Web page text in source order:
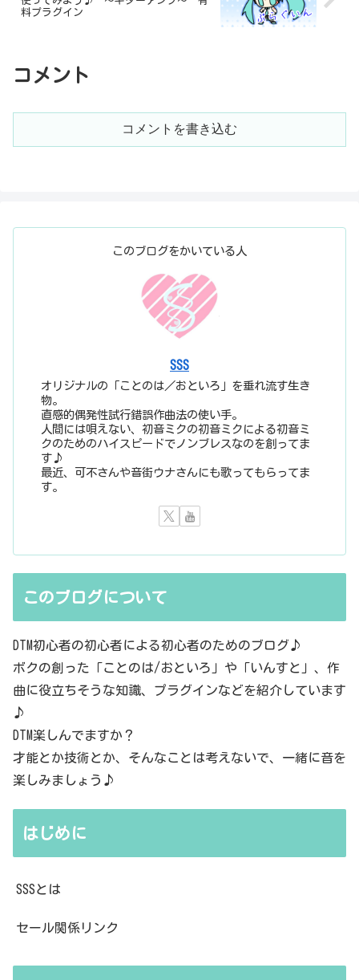
料プラグイン
コメント
コメントを書き込む
このブログをかいている人
SSS
オリジナルの「ことのは／おといろ」を垂れ流す生き
物。
直感的偶発性試行錯誤作曲法の使い手。
人間には唄えない、初音ミクの初音ミクによる初音ミ
クのためのハイスピードでノンブレスなのを創ってま
す♪
最近、可不さんや音街ウナさんにも歌ってもらってま
す。
このブログについて
DTM初心者の初心者による初心者のためのブログ♪
ボクの創った「ことのは/おといろ」や「いんすと」、作
曲に役立ちそうな知識、プラグインなどを紹介しています
♪
DTM楽しんでますか？
才能とか技術とか、そんなことは考えないで、一緒に音を
楽しみましょう♪
はじめに
SSSとは
セール関係リンク